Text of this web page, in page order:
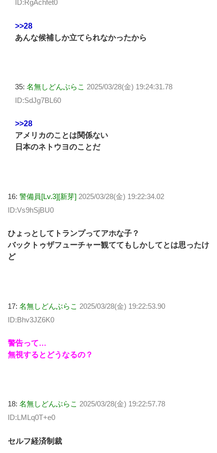
ID:RgAchfet0
>>28
あんな候補しか立てられなかったから
35: 名無しどんぶらこ 2025/03/28(金) 19:24:31.78
ID:SdJg7BL60
>>28
アメリカのことは関係ない
日本のネトウヨのことだ
16: 警備員[Lv.3][新芽] 2025/03/28(金) 19:22:34.02
ID:Vs9hSjBU0
ひょっとしてトランプってアホな子？
バックトゥザフューチャー観ててもしかしてとは思ったけ
ど
17: 名無しどんぶらこ 2025/03/28(金) 19:22:53.90
ID:Bhv3JZ6K0
警告って…
無視するとどうなるの？
18: 名無しどんぶらこ 2025/03/28(金) 19:22:57.78
ID:LMLq0T+e0
セルフ経済制裁